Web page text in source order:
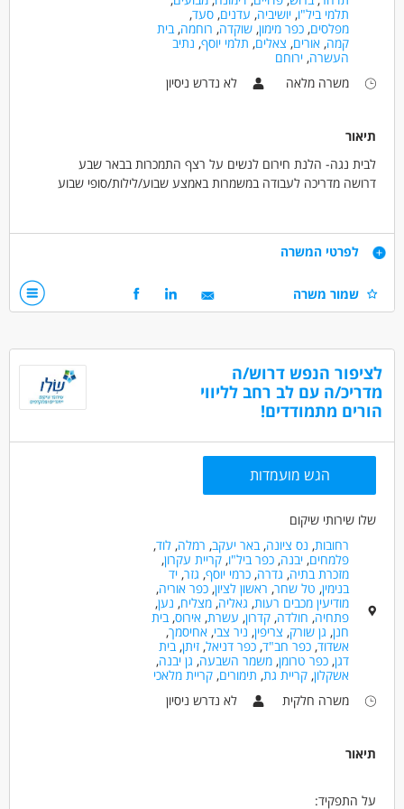
תלמי ביל"ו,יושיביה, עדנים,סעד,
מפלסים,כפר מימון,שוקדה, רוחמה,בית
קמה,אורים, צאלים, תלמי יוסף, נתיב
העשרה,ירוחם
משרה מלאה
לא נדרש ניסיון
תיאור
לבית נגה- הלנת חירום לנשים על רצף התמכרות בבאר שבע
דרושה מדריכה לעבודה במשמרות באמצע שבוע/לילות/סופי שבוע
יינתנו הכשרות בנושא הטראומה וטיפול בנשים.
תנאים:
אפשרויות פיתוח וקידום
המלצה לתואר שני ועוד!
דרישות
יכולת לעבוד בשעות גמישות
כללי /ללא הכשרה - עובד/ת כללי
מדעי החברה - סטודנטים
חינוך, הוראה והדרכה - מדריך/ה
מאפייני משרה
לא נדרש ניסיון
עבודה מיידית
בני 40 פלוס
לפרטי המשרה
שמור משרה
לציפור הנפש דרוש/ה
מדריכ/ה עם לב רחב לליווי
הורים מתמודדים!
הגש מועמדות
שלו שירותי שיקום
רחובות, נס ציונה,באר יעקב, רמלה,לוד,
פלמחים,יבנה,כפר ביל"ו,קריית עקרון,
מזכרת בתיה, גדרה,כרמי יוסף, גזר,יד
בנימין, טל שחר, ראשון לציון,כפר אוריה,
מודיעין מכבים רעות, גאליה,מצליח, נען,
פתחיה, חולדה,קדרון, עשרת,אירוס,בית
חנן, גן שורק, צריפין, ניר צבי,אחיסמך,
אשדוד,כפר חב"ד,כפר דניאל,זיתן,בית
דגן,כפר טרומן,משמר השבעה, גן יבנה,
אשקלון,קריית גת, תימורים,קריית מלאכי
משרה חלקית
לא נדרש ניסיון
תיאור
על התפקיד: